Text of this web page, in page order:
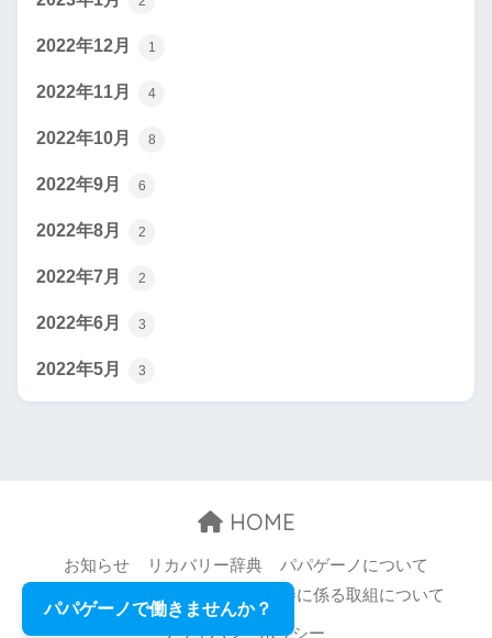
2022年12月 1
2022年11月 4
2022年10月 8
2022年9月 6
2022年8月 2
2022年7月 2
2022年6月 3
2022年5月 3
HOME
お知らせ リカバリー辞典
パパゲーノについて
職場環境等の改善に係る取組について
プライバシーポリシー
パパゲーノで働きませんか？